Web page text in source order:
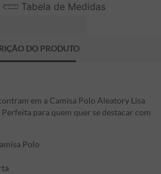
Tabela de Medidas
DO PRODUTO
em a Camisa Polo Aleatory Lisa
para quem quer se destacar com
Polo